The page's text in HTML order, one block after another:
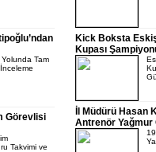
Yolunda Tam
Görevlisi
Takvimi ve
Kick Boksta
Kupası
İl Müdürü Hasan
Antrenör Yağmur